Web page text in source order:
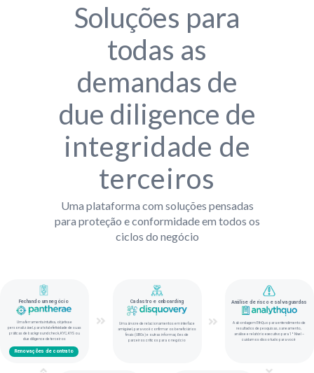
Soluções para
todas as
demandas de
due diligence de
integridade de
terceiros
Uma plataforma com soluções pensadas
para proteção e conformidade em todos os
ciclos do negócio
Renovações de contrato
Uma ferramenta intuitiva, objetiva e
personalizável, para total efetividade de suas
práticas de background check, KYC, KYS ou
due diligence de terceiros
Fechando um negócio Cadastro e onboarding Análise de risco e salvaguardas
Uma árvore de relacionamentos em interface
amigável, para você confirmar os beneficiários
finais (UBOs) e outras informações de
parceiros críticos para o negócio
A abordagem EthQuo para entendimento de
resultados de pesquisas, saneamento,
análise e relatório executivo para 1º Nível –
cuidamos disso tudo para você